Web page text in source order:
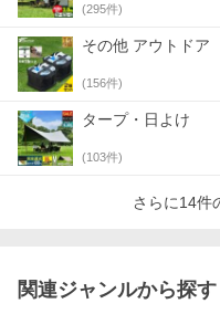
(295件)
その他 アウトドア
(156件)
タープ・日よけ
(103件)
さらに14件
関連ジャンルから探す